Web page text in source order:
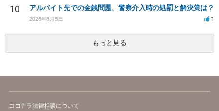
10 アルバイト先での金銭問題、警察介入時の処罰と解決策は？
2026年8月5日 1
もっと見る
ココナラ法律相談について